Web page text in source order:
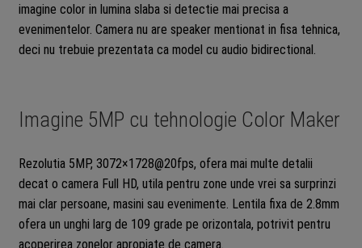
imagine color in lumina slaba si detectie mai precisa a
evenimentelor. Camera nu are speaker mentionat in fisa tehnica,
deci nu trebuie prezentata ca model cu audio bidirectional.
Imagine 5MP cu tehnologie Color Maker
Rezolutia 5MP, 3072×1728@20fps, ofera mai multe detalii
decat o camera Full HD, utila pentru zone unde vrei sa surprinzi
mai clar persoane, masini sau evenimente. Lentila fixa de 2.8mm
ofera un unghi larg de 109 grade pe orizontala, potrivit pentru
acoperirea zonelor apropiate de camera.